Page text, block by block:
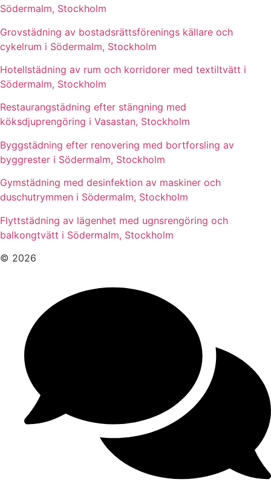
Södermalm, Stockholm
Grovstädning av bostadsrättsförenings källare och
cykelrum i Södermalm, Stockholm
Hotellstädning av rum och korridorer med textiltvätt i
Södermalm, Stockholm
Restaurangstädning efter stängning med
köksdjuprengöring i Vasastan, Stockholm
Byggstädning efter renovering med bortforsling av
byggrester i Södermalm, Stockholm
Gymstädning med desinfektion av maskiner och
duschutrymmen i Södermalm, Stockholm
Flyttstädning av lägenhet med ugnsrengöring och
balkongtvätt i Södermalm, Stockholm
© 2026